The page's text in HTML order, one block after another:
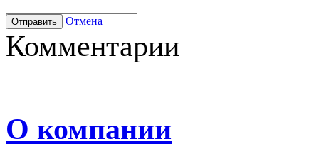
Отмена
Комментарии
О компании